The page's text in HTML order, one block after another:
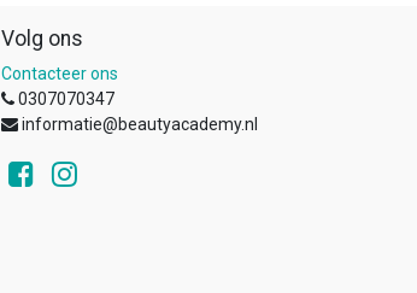
Volg ons
Contacteer ons
0307070347
informatie@beautyacademy.nl